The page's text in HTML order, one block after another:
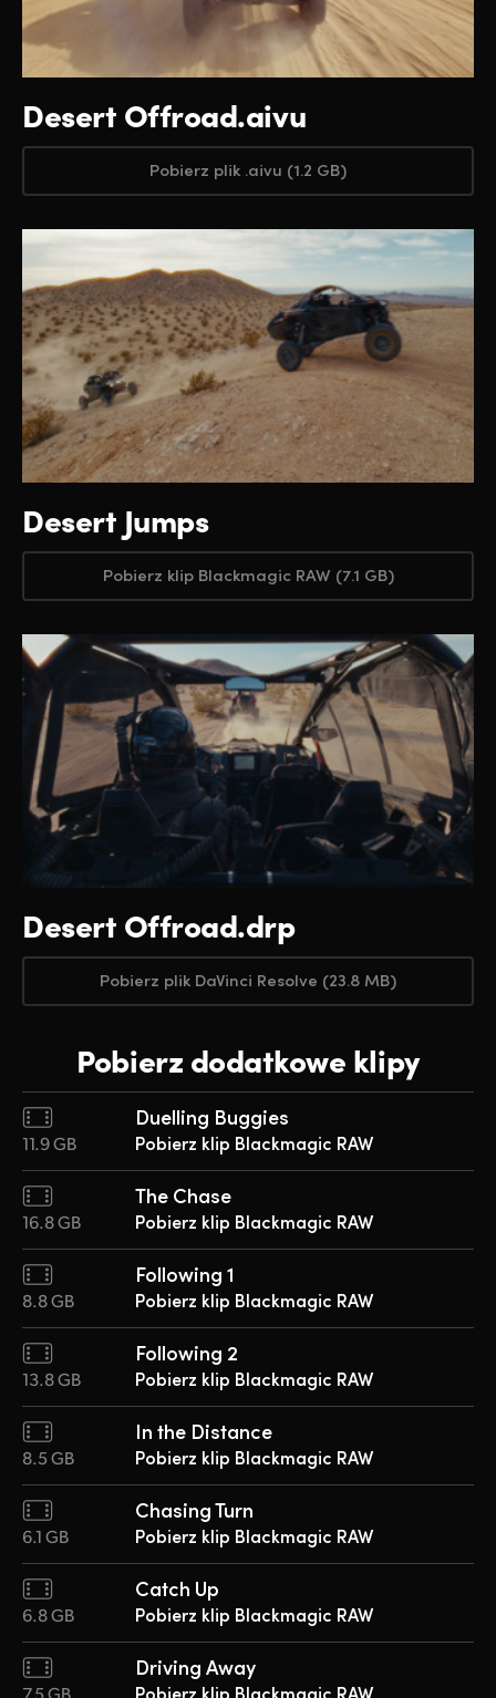
Desert Offroad.aivu
Pobierz plik .aivu (1.2 GB)
Desert Jumps
Pobierz klip Blackmagic RAW (7.1 GB)
Desert Offroad.drp
Pobierz plik DaVinci Resolve (23.8 MB)
Pobierz dodatkowe klipy
Duelling Buggies
11.9 GB Pobierz klip Blackmagic RAW
The Chase
16.8 GB Pobierz klip Blackmagic RAW
Following 1
8.8 GB Pobierz klip Blackmagic RAW
Following 2
13.8 GB Pobierz klip Blackmagic RAW
In the Distance
8.5 GB Pobierz klip Blackmagic RAW
Chasing Turn
6.1 GB Pobierz klip Blackmagic RAW
Catch Up
6.8 GB Pobierz klip Blackmagic RAW
Driving Away
7.5 GB Pobierz klip Blackmagic RAW